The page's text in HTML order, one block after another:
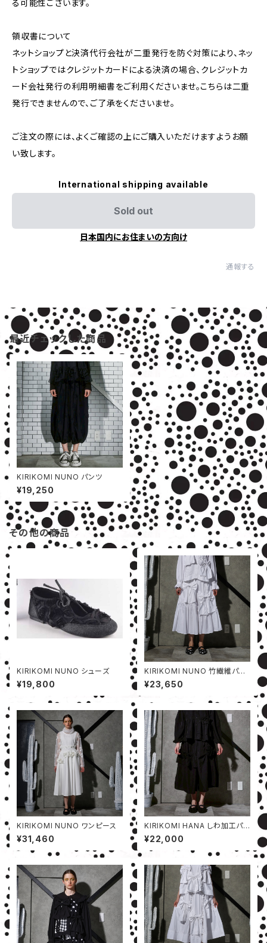
る可能性ございます。
領収書について
ネットショップと決済代行会社が二重発行を防ぐ対策により、ネッ
トショップではクレジットカードによる決済の場合、クレジットカ
ード会社発行の利用明細書をご利用くださいませ。こちらは二重
発行できませんので、ご了承をくださいませ。
ご注文の際には、よくご確認の上にご購入いただけますようお願
い致します。
International shipping available
Sold out
日本国内にお住まいの方向け
通報する
最近チェックした商品
KIRIKOMI NUNO パンツ
¥19,250
その他の商品
KIRIKOMI NUNO シューズ
¥19,800
KIRIKOMI NUNO 竹繊維パン
ツ
¥23,650
KIRIKOMI NUNO ワンピース
¥31,460
KIRIKOMI HANA しわ加工パン
ツ
¥22,000